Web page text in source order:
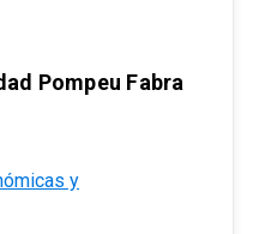
Pompeu Fabra
y